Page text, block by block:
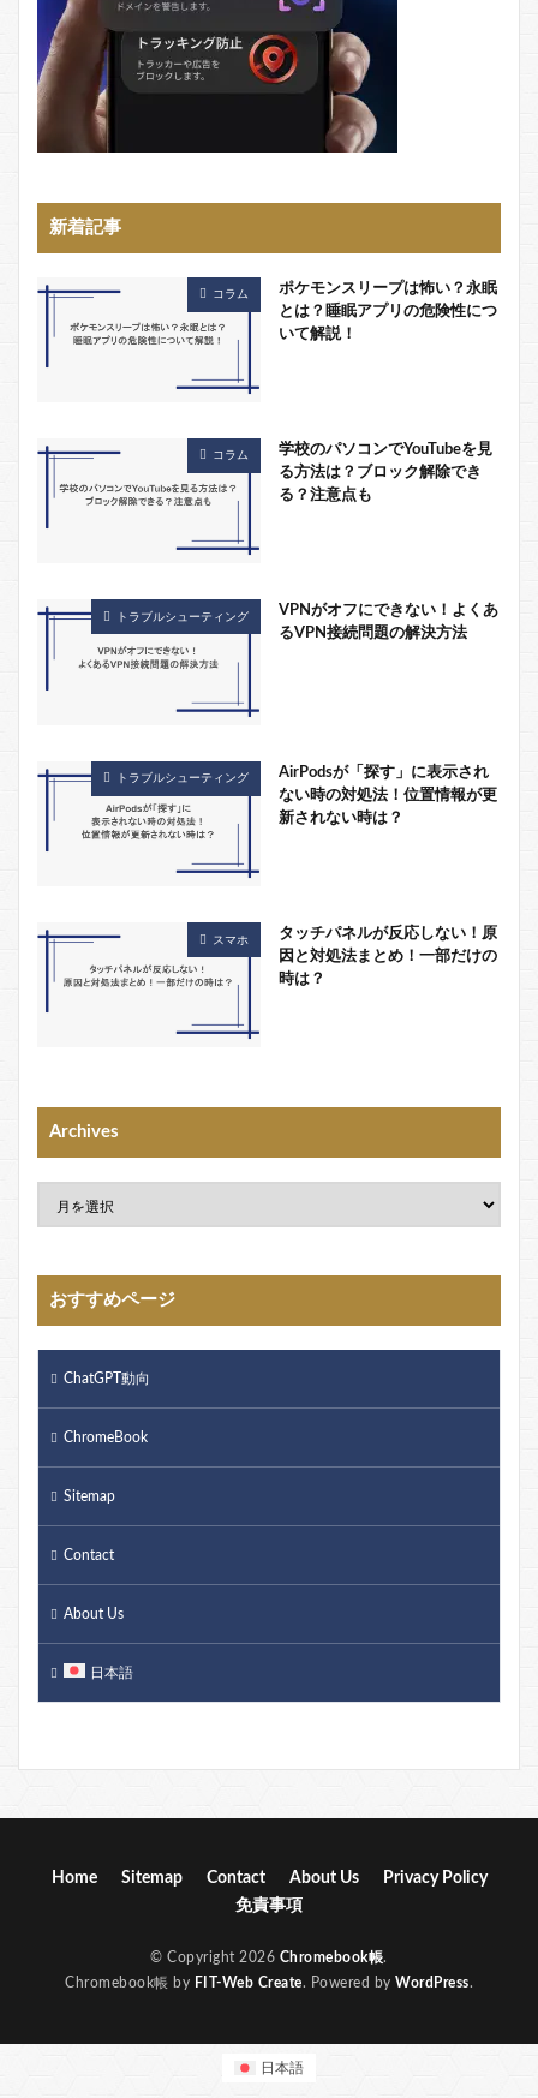
新着記事
コラム
ポケモンスリープは怖い？永眠
とは？睡眠アプリの危険性につ
いて解説！
コラム
学校のパソコンでYouTubeを見
る方法は？ブロック解除でき
る？注意点も
トラブルシューティング
VPNがオフにできない！よくあ
るVPN接続問題の解決方法
トラブルシューティング
AirPodsが「探す」に表示され
ない時の対処法！位置情報が更
新されない時は？
スマホ
タッチパネルが反応しない！原
因と対処法まとめ！一部だけの
時は？
Archives
おすすめページ
ChatGPT動向
ChromeBook
Sitemap
Contact
About Us
日本語
Home Sitemap Contact About Us
Privacy Policy
免責事項
© Copyright 2026 Chromebook帳.
Chromebook帳 by FIT-Web Create. Powered by WordPress.
日本語